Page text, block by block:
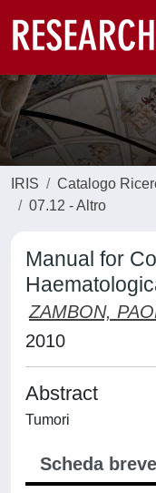
IRIS Catalogo
07.12 - Altro
Manual for
ZAMBON,
2010
Abstract
Tumori
Scheda breve